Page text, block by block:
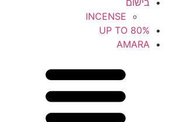
INCENSE
UP TO 80%
AMARA